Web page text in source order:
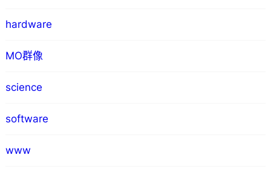
hardware
MO群像
science
software
www